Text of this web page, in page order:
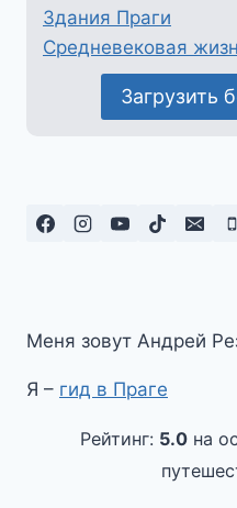
Здания Праги
Средневековая
Загрузить
Меня зовут Андрей
Я – гид в Праге
Рейтинг: 5.0 на